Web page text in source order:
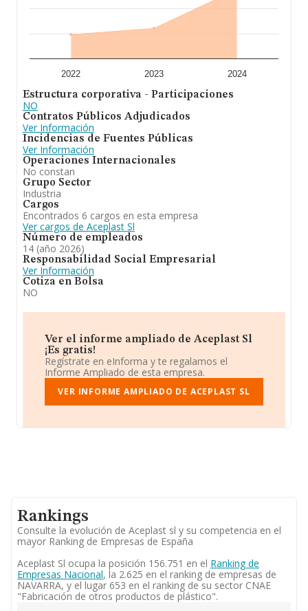
Aceplast S.L
de productos de inyección de plástico. En el ranking de
territorio nacional, la compañía ha experimentado una
2022 2023 2024
Estructura corporativa - Participaciones
NO
Contratos Públicos Adjudicados
Ver Información
Incidencias de Fuentes Públicas
Ver Información
Operaciones Internacionales
No constan
Grupo Sector
Industria
Cargos
Encontrados 6 cargos en esta empresa
Ver cargos de Aceplast Sl
Número de empleados
14 (año 2026)
Responsabilidad Social Empresarial
Ver Información
Cotiza en Bolsa
NO
Ver el informe ampliado de Aceplast Sl
¡Es gratis!
Regístrate en eInforma y te regalamos el
Informe Ampliado de esta empresa.
VER INFORME AMPLIADO DE ACEPLAST SL
Rankings
Consulte la evolución de Aceplast sl y su competencia en el
mayor Ranking de Empresas de España
Aceplast Sl ocupa la posición 156.751 en el Ranking de
Empresas Nacional, la 2.625 en el ranking de empresas de
NAVARRA, y el lugar 653 en el ranking de su sector CNAE
"Fabricación de otros productos de plástico".